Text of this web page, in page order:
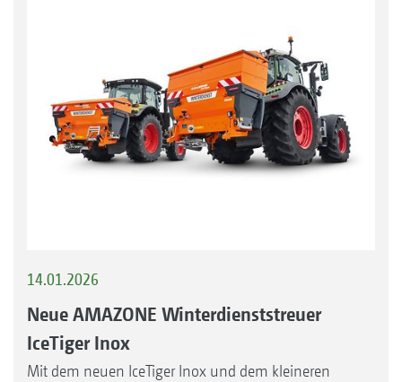
14.01.2026
Neue AMAZONE Winterdienststreuer
IceTiger Inox
Mit dem neuen IceTiger Inox und dem kleineren